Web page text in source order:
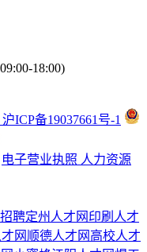
18:00)
ICP备19037661号-1
电子营业执照 人力资源
聘定州人才网 印刷人才
网 顺德人才网 高校人才